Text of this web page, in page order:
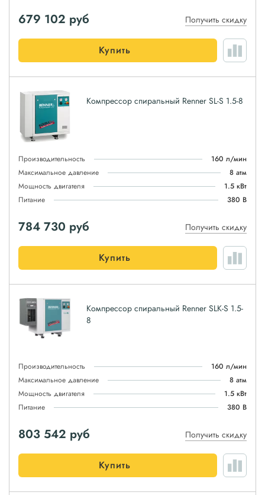
679 102 руб Получить скидку
Купить
Компрессор спиральный Renner SL-S 1.5-8
Производительность
160 л/мин
Максимальное давление
8 атм
Мощность двигателя
1.5 кВт
Питание
380 В
784 730 руб Получить скидку
Купить
Компрессор спиральный Renner SLK-S 1.5-
8
Производительность
160 л/мин
Максимальное давление
8 атм
Мощность двигателя
1.5 кВт
Питание
380 В
803 542 руб Получить скидку
Купить